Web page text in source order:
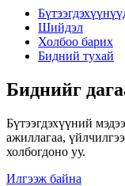
Шийдэл
Холбоо барих
Бидний тухай
Биднийг
Бүтээгдэхүүний
ажиллагаа,
холбогдоно уу.
Илгээж байна